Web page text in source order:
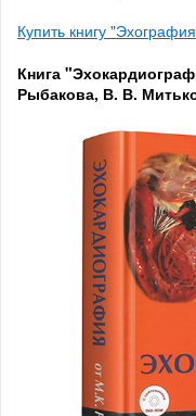
Купить книгу
Книга
Рыбакова, В. В.